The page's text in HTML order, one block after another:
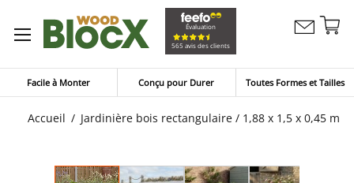
Évaluation
565 avis des clients
Contactez
Facile à Monter Conçu pour Durer Toutes Formes et Tailles
Accueil Jardinière bois rectangulaire / 1,88 x 1,5 x 0,45 m